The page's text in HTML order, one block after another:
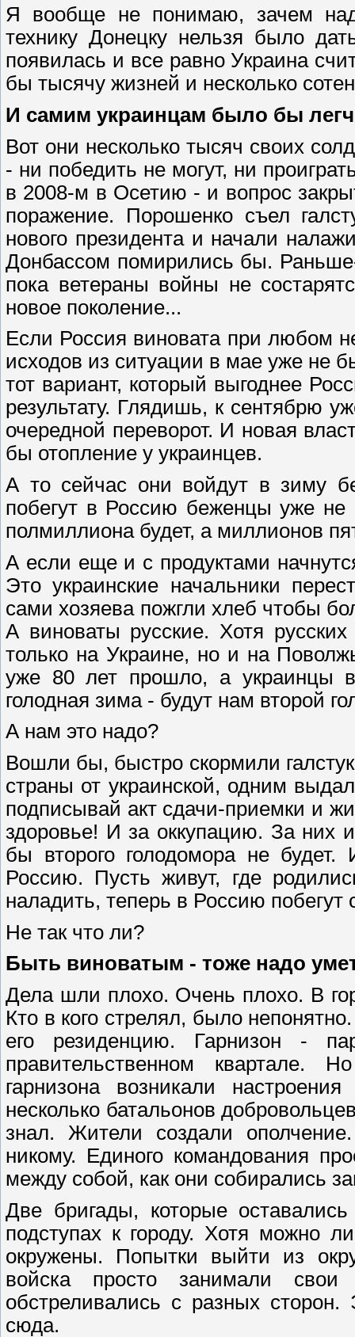
Я вообще не понимаю, зачем
технику Донецку нельзя было
появилась и все равно Украина
бы тысячу жизней и несколько
И самим украинцам было бы
Вот они несколько тысяч своих
- ни победить не могут, ни
в 2008-м в Осетию - и вопрос
поражение. Порошенко съел
нового президента и начали
Донбассом помирились бы.
пока ветераны войны не
новое поколение...
Если Россия виновата при любом
исходов из ситуации в мае уже не
тот вариант, который выгоднее
результату. Глядишь, к сентябрю
очередной переворот. И новая
бы отопление у украинцев.
А то сейчас они войдут в зиму
побегут в Россию беженцы уже
полмиллиона будет, а миллионов
А если еще и с продуктами
Это украинские начальники
сами хозяева пожгли хлеб чтобы
А виноваты русские. Хотя
только на Украине, но и на
уже 80 лет прошло, а украинцы
голодная зима - будут нам второй
А нам это надо?
Вошли бы, быстро скормили
страны от украинской, одним
подписывай акт сдачи-приемки и
здоровье! И за оккупацию. За них
бы второго голодомора не
Россию. Пусть живут, где
наладить, теперь в Россию
Не так что ли?
Быть виноватым - тоже надо
Дела шли плохо. Очень плохо. В
Кто в кого стрелял, было
его резиденцию. Гарнизон -
правительственном квартале.
гарнизона возникали
несколько батальонов
знал. Жители создали
никому. Единого командования
между собой, как они собирались
Две бригады, которые
подступах к городу. Хотя можно
окружены. Попытки выйти из
войска просто занимали
обстреливались с разных
сюда.